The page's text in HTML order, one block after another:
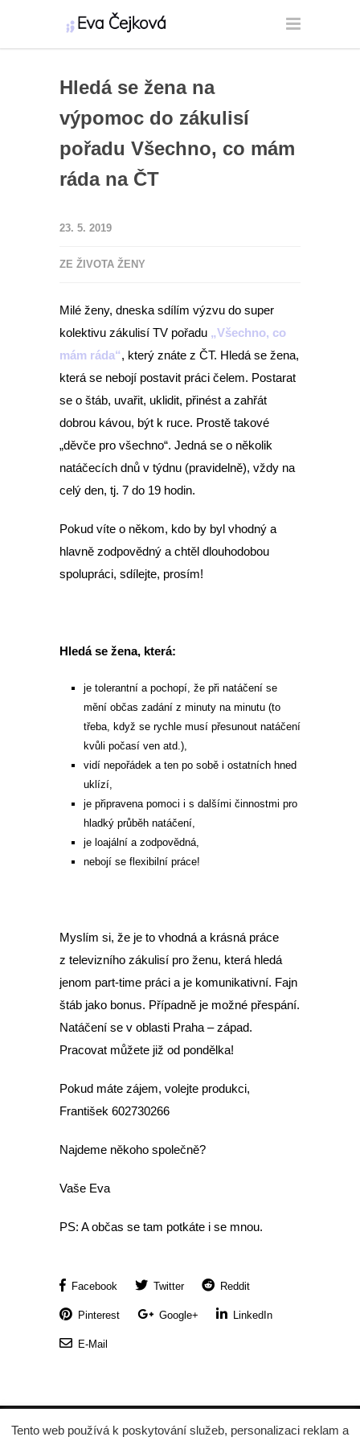
Hledá se žena na
výpomoc do zákulisí
pořadu Všechno, co mám
ráda na ČT
23. 5. 2019
ZE ŽIVOTA ŽENY
Milé ženy, dneska sdílím výzvu do super
kolektivu zákulisí TV pořadu „Všechno, co
mám ráda“, který znáte z ČT. Hledá se žena,
která se nebojí postavit práci čelem. Postarat
se o štáb, uvařit, uklidit, přinést a zahřát
dobrou kávou, být k ruce. Prostě takové
„děvče pro všechno“. Jedná se o několik
natáčecích dnů v týdnu (pravidelně), vždy na
celý den, tj. 7 do 19 hodin.
Pokud víte o někom, kdo by byl vhodný a
hlavně zodpovědný a chtěl dlouhodobou
spolupráci, sdílejte, prosím!
Hledá se žena, která:
je tolerantní a pochopí, že při natáčení se
mění občas zadání z minuty na minutu (to
třeba, když se rychle musí přesunout natáčení
kvůli počasí ven atd.),
vidí nepořádek a ten po sobě i ostatních hned
uklízí,
je připravena pomoci i s dalšími činnostmi pro
hladký průběh natáčení,
je loajální a zodpovědná,
nebojí se flexibilní práce!
Myslím si, že je to vhodná a krásná práce
z televizního zákulisí pro ženu, která hledá
jenom part-time práci a je komunikativní. Fajn
štáb jako bonus. Případně je možné přespání.
Natáčení se v oblasti Praha – západ.
Pracovat můžete již od pondělka!
Pokud máte zájem, volejte produkci,
František 602730266
Najdeme někoho společně?
Vaše Eva
PS: A občas se tam potkáte i se mnou.
Facebook Twitter Reddit
Pinterest Google+ LinkedIn
E-Mail
© 2022 Eva Čejková, všechna práva vyhrazena,
Tento web používá k poskytování služeb, personalizaci reklam a